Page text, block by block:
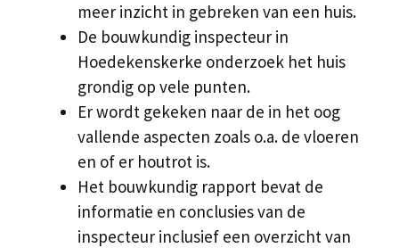
meer inzicht in gebreken van een huis.
De bouwkundig inspecteur in
Hoedekenskerke onderzoek het huis
grondig op vele punten.
Er wordt gekeken naar de in het oog
vallende aspecten zoals o.a. de vloeren
en of er houtrot is.
Het bouwkundig rapport bevat de
informatie en conclusies van de
inspecteur inclusief een overzicht van